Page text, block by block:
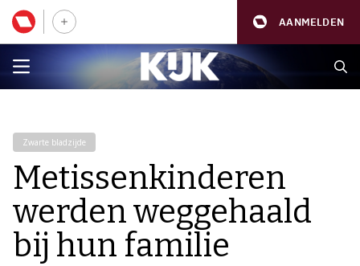
AANMELDEN
Zwarte bladzijde
Metissenkinderen
werden weggehaald
bij hun familie